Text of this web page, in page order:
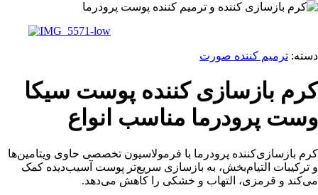
دسته: ترمیم کننده صورت
کرم بازسازی کننده پوست سیکا
وست پرودرما مناسب انواع
کرم بازسازی‌کننده پرودرما با فرمولاسیون تخصصی حاوی ویتامین‌ها
و ترکیبات التیام‌بخش، به بازسازی سریع‌تر پوست آسیب‌دیده کمک
می‌کند و قرمزی، التهاب و خشکی را کاهش می‌دهد.